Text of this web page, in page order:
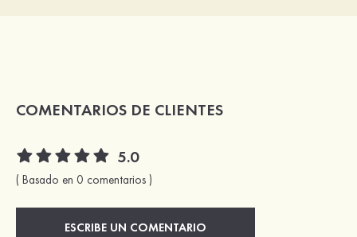
COMENTARIOS DE CLIENTES
5.0
( Basado en 0 comentarios )
ESCRIBE UN COMENTARIO